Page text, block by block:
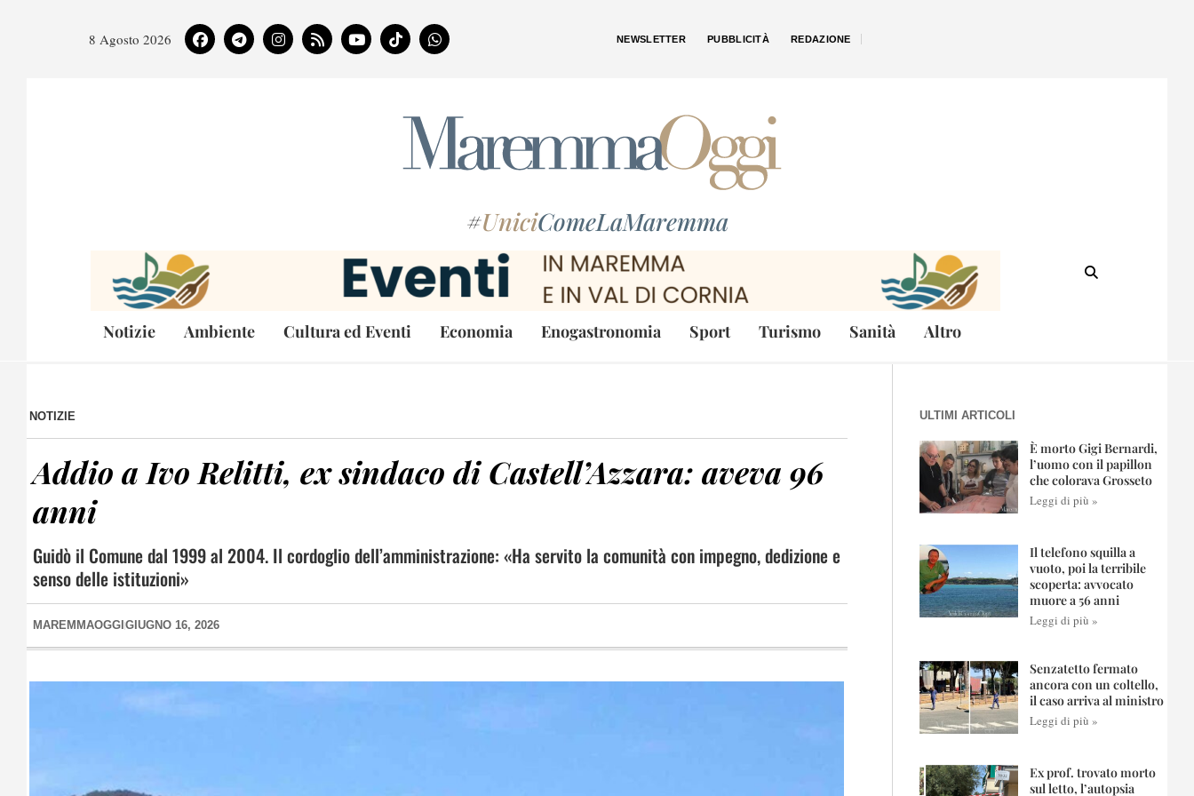
8 Agosto 2026 NEWSLETTER PUBBLICITÀ REDAZIONE
#UniciComeLaMaremma
Notizie Ambiente Cultura ed Eventi Economia Enogastronomia Sport Turismo Sanità Altro
NOTIZIE
Addio a Ivo Relitti, ex sindaco di Castell’Azzara: aveva 96
anni
Guidò il Comune dal 1999 al 2004. Il cordoglio dell’amministrazione: «Ha servito la comunità con impegno, dedizione e
senso delle istituzioni»
MAREMMAOGGI GIUGNO 16, 2026
ULTIMI ARTICOLI
È morto Gigi Bernardi,
l’uomo con il papillon
che colorava Grosseto
Leggi di più »
Il telefono squilla a
vuoto, poi la terribile
scoperta: avvocato
muore a 56 anni
Leggi di più »
Senzatetto fermato
ancora con un coltello,
il caso arriva al ministro
Leggi di più »
Ex prof. trovato morto
sul letto, l’autopsia